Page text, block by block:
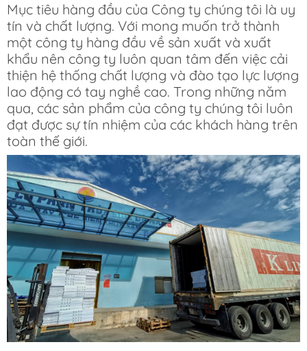
Mục tiêu hàng đầu của Công ty chúng tôi là uy
tín và chất lượng. Với mong muốn trở thành
một công ty hàng đầu về sản xuất và xuất
khẩu nên công ty luôn quan tâm đến việc cải
thiện hệ thống chất lượng và đào tạo lực lượng
lao động có tay nghề cao. Trong những năm
qua, các sản phẩm của công ty chúng tôi luôn
đạt được sự tín nhiệm của các khách hàng trên
toàn thế giới.